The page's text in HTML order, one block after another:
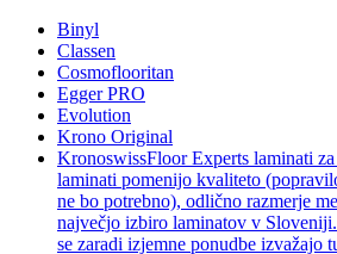
Binyl
Classen
Cosmoflooritan
Egger PRO
Evolution
Krono Original
KronoswissFloor Experts laminati
laminati pomenijo kvaliteto
ne bo potrebno), odlično razmerje
največjo izbiro laminatov v
se zaradi izjemne ponudbe izvažajo